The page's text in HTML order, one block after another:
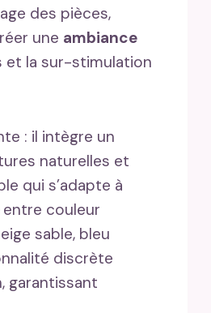
des pièces,
une ambiance
et la sur-stimulation
: il intègre un
naturelles et
qui s’adapte à
entre couleur
sable, bleu
discrète
garantissant